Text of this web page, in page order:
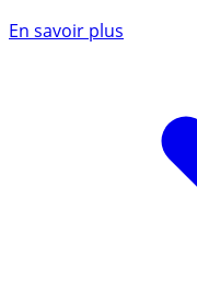
En savoir plus